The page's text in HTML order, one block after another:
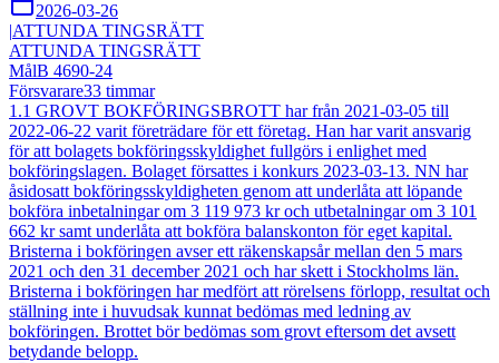
2026-03-26
|ATTUNDA TINGSRÄTT
ATTUNDA TINGSRÄTT
MålB 4690-24
Försvarare33 timmar
1.1 GROVT BOKFÖRINGSBROTT har från 2021-03-05 till
2022-06-22 varit företrädare för ett företag. Han har varit ansvarig
för att bolagets bokföringsskyldighet fullgörs i enlighet med
bokföringslagen. Bolaget försattes i konkurs 2023-03-13. NN har
åsidosatt bokföringsskyldigheten genom att underlåta att löpande
bokföra inbetalningar om 3 119 973 kr och utbetalningar om 3 101
662 kr samt underlåta att bokföra balanskonton för eget kapital.
Bristerna i bokföringen avser ett räkenskapsår mellan den 5 mars
2021 och den 31 december 2021 och har skett i Stockholms län.
Bristerna i bokföringen har medfört att rörelsens förlopp, resultat och
ställning inte i huvudsak kunnat bedömas med ledning av
bokföringen. Brottet bör bedömas som grovt eftersom det avsett
betydande belopp.